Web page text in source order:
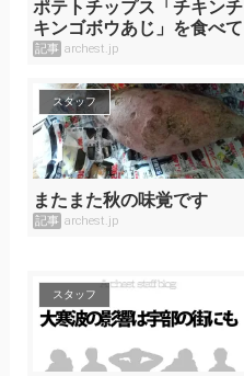
ポテトチップス「チキンチ
キンゴボウあじ」を食べて
みました！
記事 archest.jp
スタッフ
またまた秋の味覚です
記事 archest.jp
スタッフ